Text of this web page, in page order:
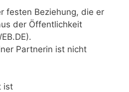
festen Beziehung, die er
der Öffentlichkeit
Partnerin ist nicht
ist